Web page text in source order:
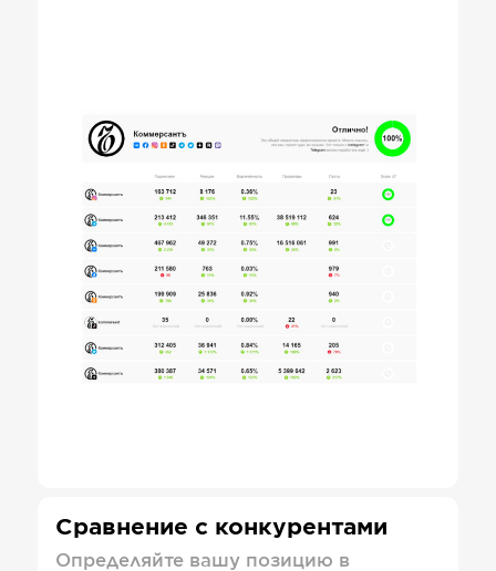
Сравнение с конкурентами
Определяйте вашу позицию в